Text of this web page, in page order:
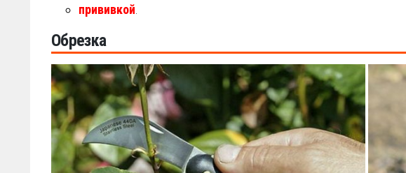
прививкой.
Обрезка